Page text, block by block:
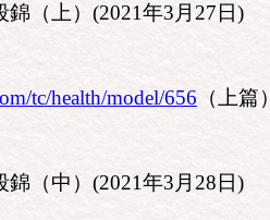
（上）(2021年3月27日)
tc/health/model/656 （上篇）
（中）(2021年3月28日)